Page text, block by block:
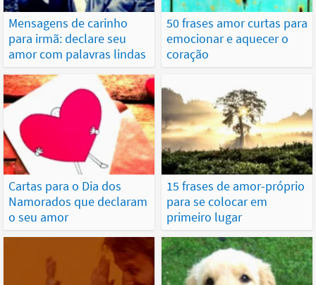
Mensagens de carinho
para irmã: declare seu
amor com palavras lindas
50 frases amor curtas para
emocionar e aquecer o
coração
Cartas para o Dia dos
Namorados que declaram
o seu amor
15 frases de amor-próprio
para se colocar em
primeiro lugar